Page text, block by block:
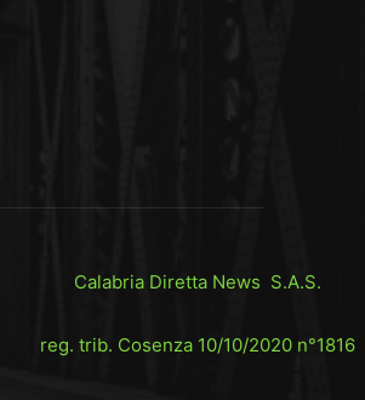
Calabria Diretta News S.A.S.
reg. trib. Cosenza 10/10/2020 n°1816